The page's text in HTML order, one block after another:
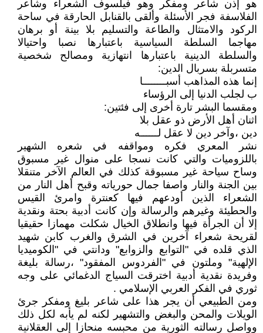
هو إذن شاعر ومفكر وهو فيلسوف الشعراء وشاعر
الفلاسفة فجر الأسئلة وألقى بالقنابل الحارقة في ساحة
الركود والامتثال والطاعة والتسليم بلا بينة أو برهان
مهاجما السلطة السياسية باعتبارها نصبا واحتيالا
والسلطة الدينية باعتبارها انتهازية ومصالح شخصية
متسربلة بسربال الدين:
إنما هذه المذاهب أسبــــــــا
ب لجلب الدنيا إلى الرؤساء
ومقسما البشر تارة أخرى إلى فئتين:
اثنان أهل الأرض ذو عقل بلا
دين ،وآخر دين لا عقل لــــــه
نشر المعري فكره ومواقفه في شعره الشهير
باللزوميات والتي كانت نسجا على منوال غير مسبوق
وساح سياحة غير مسبوقة كذلك في العالم الآخر متنقلا
بين الجنة والنار واصفا جمال حورياته وقبح أهل النار من
الشعراء الذين أودعهم فيها كعنترة وامرئ القيس
والحطيئة وغيرهم والرسالة وإن كانت أدبية بحتة ونقدية
إلا أن الجرأة فيها وانطلاق الخيال شكلت مهمازا حقيقيا
لقريحة شعراء آخرين في الشرق والغرب كابن شهيد
الذي قلده في "التوابع والزوابع" ودانتي في "الكوميديا
الإلهية" وملتون في "الفردوس المفقود" ،رسالة بليغة
وفريدة نقدية أدبية اخترقت السياج الدغمائي على وجه
ثوري في الفكر العربي الإسلامي .
ومن الطبيعي أن يجر هذا على شاعر بليغ ومفكر جرئ
الويلات والمحن والبغض والتشهير لكنه لم يأبه لكل ذلك
وواصل رسالته الثورية من محبسه منحازا إلى العقلانية